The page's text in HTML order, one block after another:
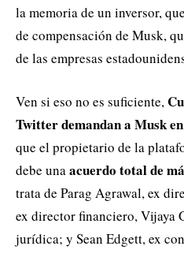
la memoria de un inversor,
de compensación de Musk,
de las empresas
Ven si eso no es suficiente,
Twitter demandan a Musk
que el propietario de la
debe unaacuerdo total de
trata de Parag Agrawal, ex
ex director financiero, Vijaya
jurídica; y Sean Edgett, ex